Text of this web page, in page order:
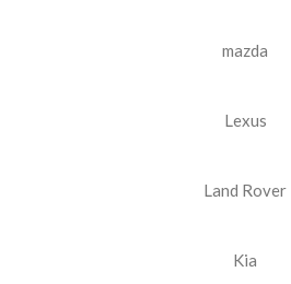
mazda
Lexus
Land Rover
Kia